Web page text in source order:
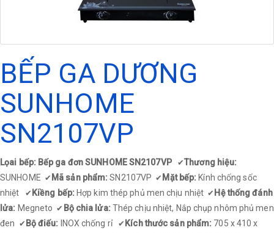
BẾP GA DƯƠNG
SUNHOME
SN2107VP
Lọai bếp: Bếp ga đơn SUNHOME SN2107VP ✔Thương hiệu:
SUNHOME ✔ Mã sản phẩm: SN2107VP ✔ Mặt bếp: Kính chống sốc
nhiệt
✔ Kiềng bếp: Hợp kim thép phủ men chịu nhiệt ✔ Hệ thống đánh
lửa: Megneto ✔ Bộ chia lửa: Thép chịu nhiệt, Nắp chụp nhôm phủ men
đen ✔ Bộ điếu: INOX chống rỉ ✔ Kích thước sản phẩm: 705 x 410 x